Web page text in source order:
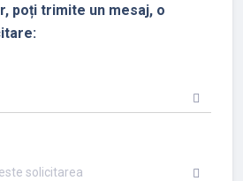
poți trimite un mesaj, o
solicitarea